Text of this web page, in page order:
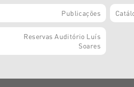
Publicações
Reservas Auditório Luís
Soares